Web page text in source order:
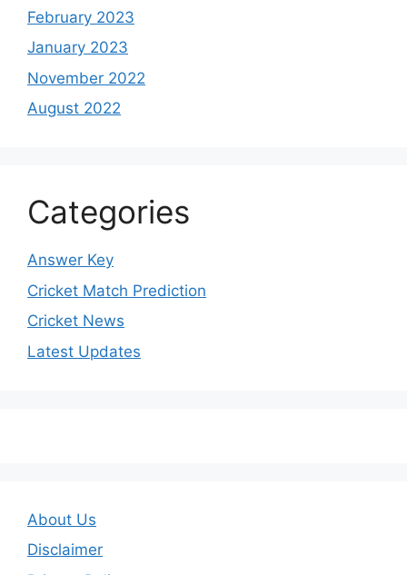
February 2023
January 2023
November 2022
August 2022
Categories
Answer Key
Cricket Match Prediction
Cricket News
Latest Updates
About Us
Disclaimer